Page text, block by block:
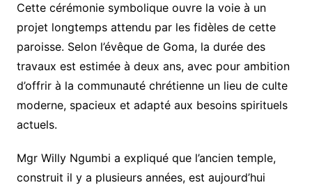
Cette cérémonie symbolique ouvre la voie à un
projet longtemps attendu par les fidèles de cette
paroisse. Selon l’évêque de Goma, la durée des
travaux est estimée à deux ans, avec pour ambition
d’offrir à la communauté chrétienne un lieu de culte
moderne, spacieux et adapté aux besoins spirituels
actuels.
Mgr Willy Ngumbi a expliqué que l’ancien temple,
construit il y a plusieurs années, est aujourd’hui